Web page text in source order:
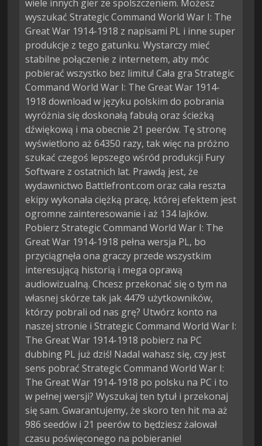
wiele innych gier ze spolszczeniem. Możesz
wyszukać Strategic Command World War I: The
Great War 1914-1918 z napisami PL i inne super
produkcje z tego gatunku. Wystarczy mieć
stabilne połączenie z internetem, aby móc
pobierać wszystko bez limitu! Cała gra Strategic
Command World War I: The Great War 1914-
1918 download w języku polskim do pobrania
wyróżnia się doskonałą fabułą oraz ścieżką
dźwiękową i ma obecnie 21 peerów. Tę stronę
wyświetlono aż 64350 razy, tak więc na próżno
szukać czegoś lepszego wśród produkcji Fury
Software z ostatnich lat. Prawdą jest, że
wydawnictwo Battlefront.com oraz cała reszta
ekipy wykonała ciężką pracę, której efektem jest
ogromne zainteresowanie i aż 134 lajków.
Pobierz Strategic Command World War I: The
Great War 1914-1918 pełna wersja PL, bo
przyciągnęła ona graczy przede wszystkim
interesującą historią i mega oprawą
audiowizualną. Chcesz przekonać się o tym na
własnej skórze tak jak 4479 użytkowników,
którzy pobrali od nas grę? Utwórz konto na
naszej stronie i Strategic Command World War I:
The Great War 1914-1918 pobierz na PC
dubbing PL już dziś! Nadal wahasz się, czy jest
sens pobrać Strategic Command World War I:
The Great War 1914-1918 po polsku na PC i to
w pełnej wersji? Wyszukaj ten tytuł i przekonaj
się sam. Gwarantujemy, że skoro ten hit ma aż
986 seedów i 21 peerów to będziesz żałował
czasu poświęconego na pobieranie!